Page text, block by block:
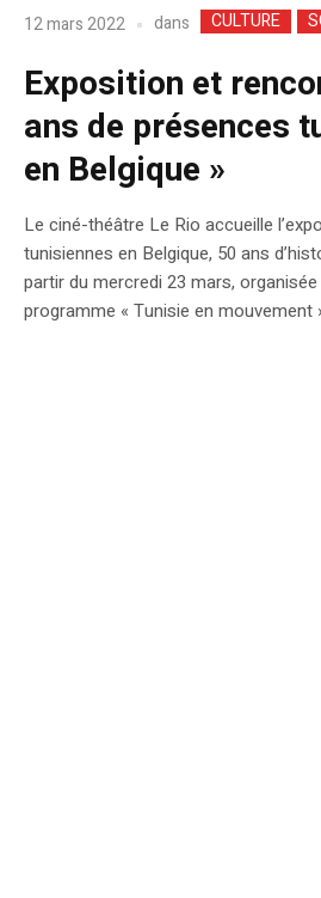
12 mars 2022 dans CULTURE
Exposition et
ans de présences
en Belgique »
Le ciné-théâtre Le Rio accueille
tunisiennes en Belgique, 50 ans
partir du mercredi 23 mars, organisée
programme « Tunisie en mouvement